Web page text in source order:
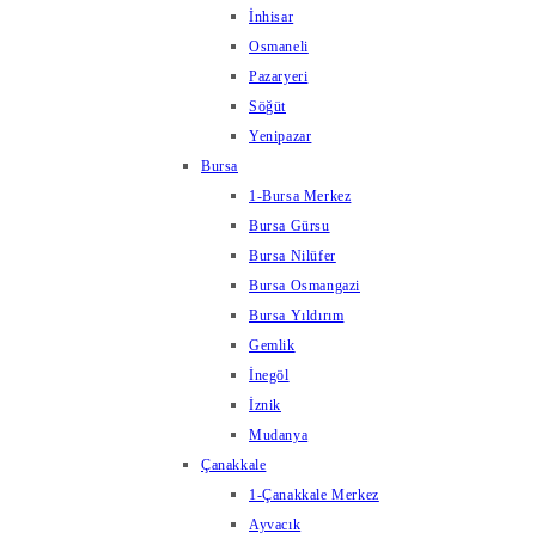
İnhisar
Osmaneli
Pazaryeri
Söğüt
Yenipazar
Bursa
1-Bursa Merkez
Bursa Gürsu
Bursa Nilüfer
Bursa Osmangazi
Bursa Yıldırım
Gemlik
İnegöl
İznik
Mudanya
Çanakkale
1-Çanakkale Merkez
Ayvacık